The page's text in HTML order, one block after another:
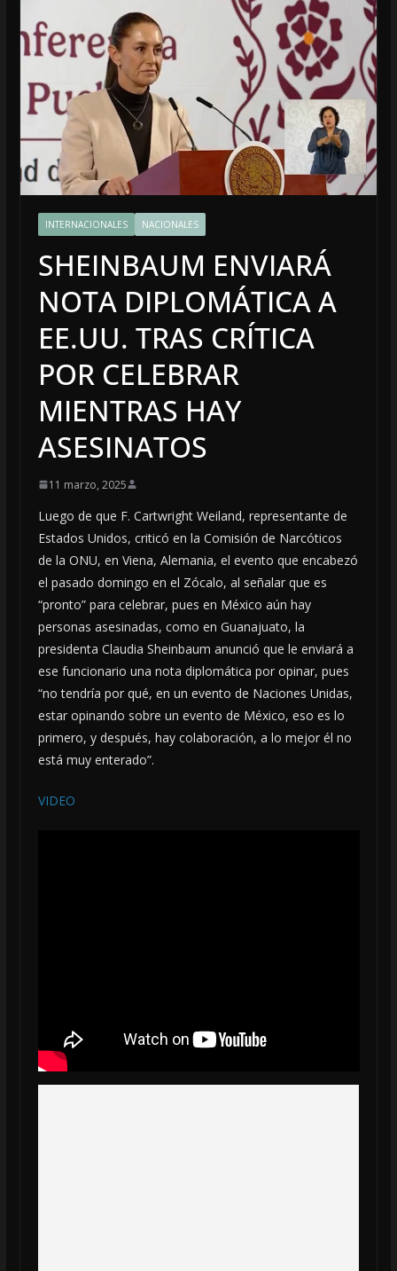
INTERNACIONALES NACIONALES
SHEINBAUM ENVIARÁ
NOTA DIPLOMÁTICA A
EE.UU. TRAS CRÍTICA
POR CELEBRAR
MIENTRAS HAY
ASESINATOS
11 marzo, 2025
Luego de que F. Cartwright Weiland, representante de
Estados Unidos, criticó en la Comisión de Narcóticos
de la ONU, en Viena, Alemania, el evento que encabezó
el pasado domingo en el Zócalo, al señalar que es
“pronto” para celebrar, pues en México aún hay
personas asesinadas, como en Guanajuato, la
presidenta Claudia Sheinbaum anunció que le enviará a
ese funcionario una nota diplomática por opinar, pues
“no tendría por qué, en un evento de Naciones Unidas,
estar opinando sobre un evento de México, eso es lo
primero, y después, hay colaboración, a lo mejor él no
está muy enterado”.
VIDEO